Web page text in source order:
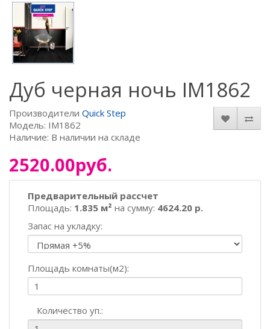
Дуб черная ночь IM1862
Производители Quick Step
Модель: IM1862
Наличие: В наличии на складе
2520.00руб.
Предварительный рассчет
Площадь: 1.835 м² на сумму: 4624.20 р.
Запас на укладку:
Площадь комнаты(м2):
Количество уп.: